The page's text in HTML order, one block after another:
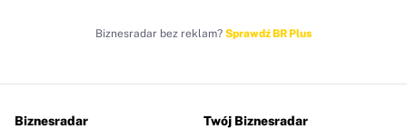
Biznesradar bez reklam? Sprawdź BR Plus
Biznesradar Twój Biznesradar